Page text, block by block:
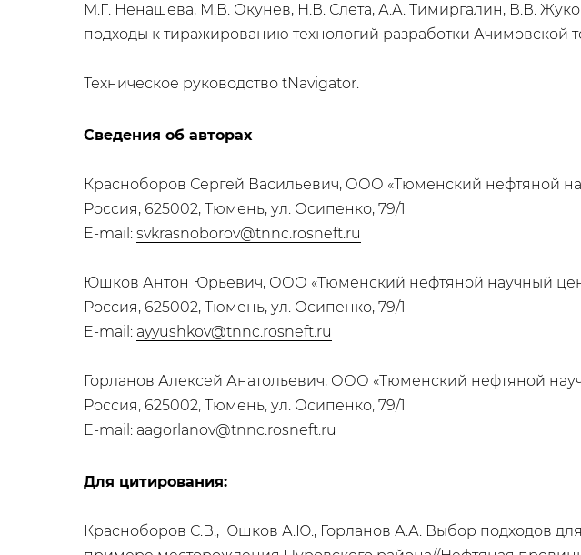
М.Г. Ненашева, М.В. Окунев, Н.В. Слета, А.А. Тимиргалин, В.В.
подходы к тиражированию технологий разработки Ачимовской
Техническое руководство tNavigator.
Сведения об авторах
Красноборов Сергей Васильевич, ООО «Тюменский нефтяной
Россия, 625002, Тюмень, ул. Осипенко, 79/1
E-mail: svkrasnoborov@tnnc.rosneft.ru
Юшков Антон Юрьевич, ООО «Тюменский нефтяной научный
Россия, 625002, Тюмень, ул. Осипенко, 79/1
E-mail: ayyushkov@tnnc.rosneft.ru
Горланов Алексей Анатольевич, ООО «Тюменский нефтяной
Россия, 625002, Тюмень, ул. Осипенко, 79/1
E-mail: aagorlanov@tnnc.rosneft.ru
Для цитирования:
Красноборов С.В., Юшков А.Ю., Горланов А.А. Выбор подходов